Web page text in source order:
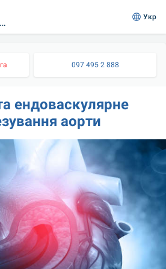
Укр
097 495 2 888
ендоваскулярне
аорти